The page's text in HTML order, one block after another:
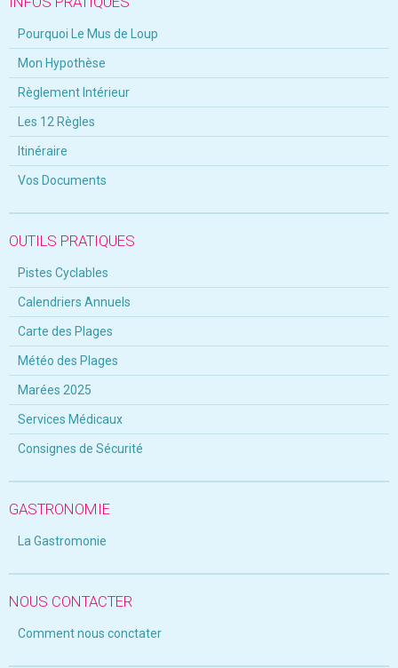
Pourquoi Le Mus de Loup
Mon Hypothèse
Règlement Intérieur
Les 12 Règles
Itinéraire
Vos Documents
OUTILS PRATIQUES
Pistes Cyclables
Calendriers Annuels
Carte des Plages
Météo des Plages
Marées 2025
Services Médicaux
Consignes de Sécurité
GASTRONOMIE
La Gastromonie
NOUS CONTACTER
Comment nous conctater